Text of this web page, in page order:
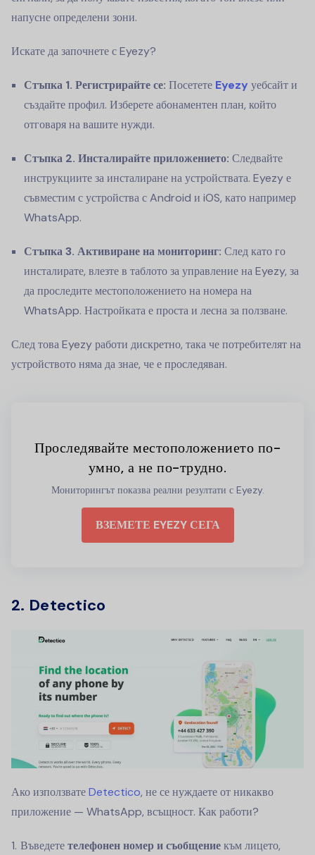
напусне определени зони.
Искате да започнете с Eyezy?
Стъпка 1. Регистрирайте се: Посетете Eyezy уебсайт и
създайте профил. Изберете абонаментен план, който
отговаря на вашите нужди.
Стъпка 2. Инсталирайте приложението: Следвайте
инструкциите за инсталиране на устройствата. Eyezy е
съвместим с устройства с Android и iOS, като например
WhatsApp.
Стъпка 3. Активиране на мониторинг: След като го
инсталирате, влезте в таблото за управление на Eyezy, за
да проследите местоположението на номера на
WhatsApp. Настройката е проста и лесна за ползване.
След това Eyezy работи дискретно, така че потребителят на
устройството няма да знае, че е проследяван.
Проследявайте местоположението по-
умно, а не по-трудно.
Мониторингът показва реални резултати с Eyezy.
ВЗЕМЕТЕ EYEZY СЕГА
2. Detectico
Ако използватеDetectico, не се нуждаете от никакво
приложение — WhatsApp, всъщност. Как работи?
Въведететелефонен номер и съобщениекъм лицето,